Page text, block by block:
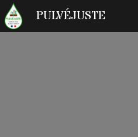
PULVÉJUSTE
Panneau de gestion des cookies